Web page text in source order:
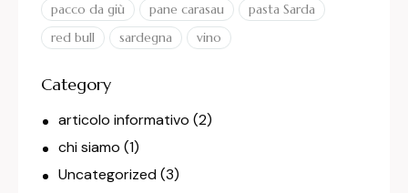
pacco da giù
pane carasau
pasta Sarda
red bull
sardegna vino
Category
articolo informativo (2)
chi siamo (1)
Uncategorized(3)